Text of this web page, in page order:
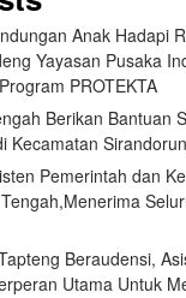
Anak Hadapi
Yayasan Pusaka
PROTEKTA
Berikan Bantuan
Kecamatan
Pemerintah dan
Beraudensi,
Utama Untuk